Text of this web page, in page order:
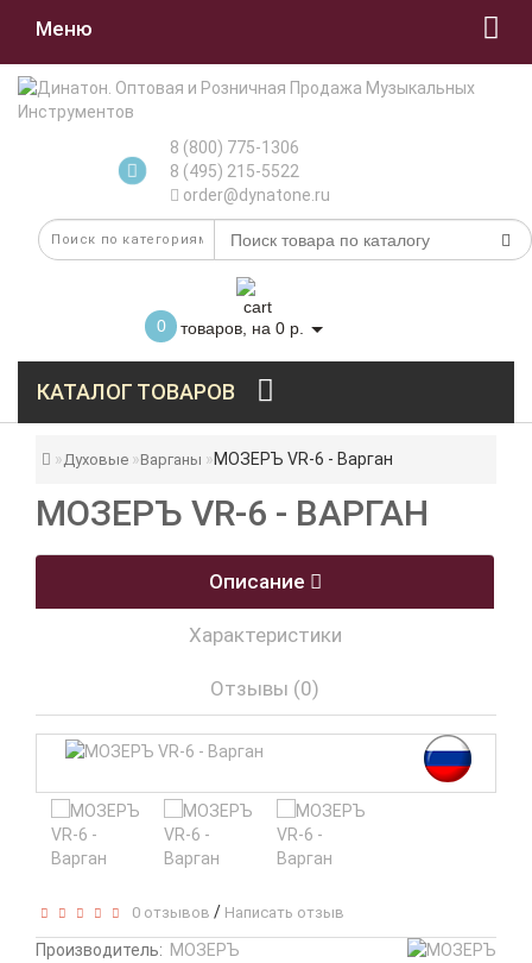
Меню
8 (800) 775-1306
8 (495) 215-5522
order@dynatone.ru
0 товаров, на 0 р.
КАТАЛОГ ТОВАРОВ
Духовые Варганы МОЗЕРЪ VR-6 - Варган
МОЗЕРЪ VR-6 - ВАРГАН
Описание
Характеристики
Отзывы (0)
0 отзывов / Написать отзыв
Производитель: МОЗЕРЪ